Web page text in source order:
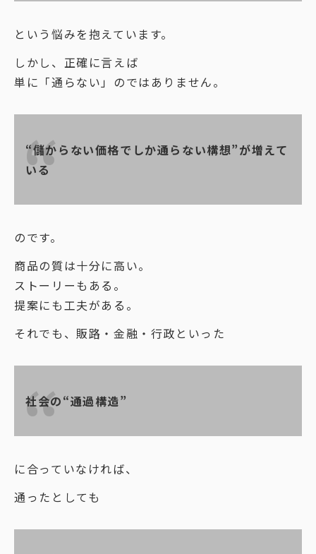
という悩みを抱えています。
しかし、正確に言えば
単に「通らない」のではありません。
“儲からない価格でしか通らない構想”が増えて
いる
のです。
商品の質は十分に高い。
ストーリーもある。
提案にも工夫がある。
それでも、販路・金融・行政といった
社会の“通過構造”
に合っていなければ、
通ったとしても